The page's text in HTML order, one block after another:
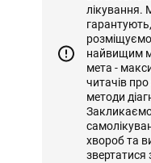
лікування.
найвищим
мета -
читачів
методи
хвороб та
звертатися